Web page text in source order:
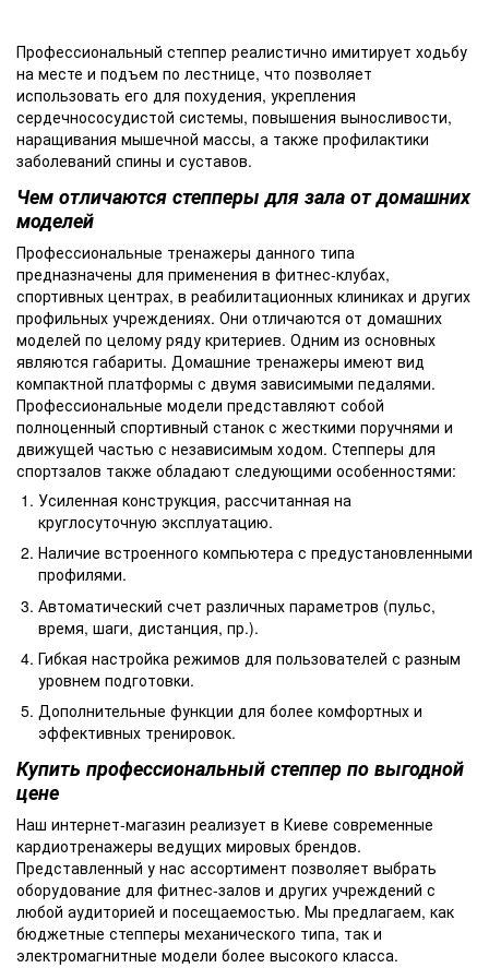
Профессиональный степпер реалистично имитирует ходьбу
на месте и подъем по лестнице, что позволяет
использовать его для похудения, укрепления
сердечнососудистой системы, повышения выносливости,
наращивания мышечной массы, а также профилактики
заболеваний спины и суставов.
Чем отличаются степперы для зала от домашних
моделей
Профессиональные тренажеры данного типа
предназначены для применения в фитнес-клубах,
спортивных центрах, в реабилитационных клиниках и других
профильных учреждениях. Они отличаются от домашних
моделей по целому ряду критериев. Одним из основных
являются габариты. Домашние тренажеры имеют вид
компактной платформы с двумя зависимыми педалями.
Профессиональные модели представляют собой
полноценный спортивный станок с жесткими поручнями и
движущей частью с независимым ходом. Степперы для
спортзалов также обладают следующими особенностями:
Усиленная конструкция, рассчитанная на
круглосуточную эксплуатацию.
Наличие встроенного компьютера с предустановленными
профилями.
Автоматический счет различных параметров (пульс,
время, шаги, дистанция, пр.).
Гибкая настройка режимов для пользователей с разным
уровнем подготовки.
Дополнительные функции для более комфортных и
эффективных тренировок.
Купить профессиональный степпер по выгодной
цене
Наш интернет-магазин реализует в Киеве современные
кардиотренажеры ведущих мировых брендов.
Представленный у нас ассортимент позволяет выбрать
оборудование для фитнес-залов и других учреждений с
любой аудиторией и посещаемостью. Мы предлагаем, как
бюджетные степперы механического типа, так и
электромагнитные модели более высокого класса.